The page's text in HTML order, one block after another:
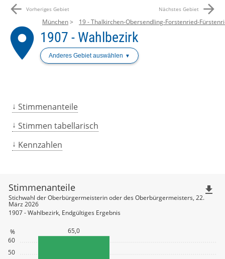
arrow_back Vorheriges Gebiet Nächstes Gebiet arrow_forward
place
München 19 - Thalkirchen-Obersendling-Forstenried-
1907 - Wahlbezirk
Anderes Gebiet auswählen
Stimmenanteile
Stimmen tabellarisch
Kennzahlen
50
60
% 65,0
Stimmenanteile
Stichwahl der Oberbürgermeisterin oder des Oberbürgermeisters, 22.
März 2026
1907 - Wahlbezirk, Endgültiges Ergebnis
file_download